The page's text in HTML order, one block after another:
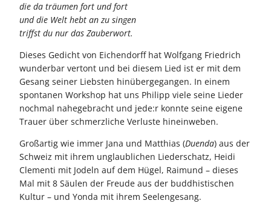
die da träumen fort und fort
und die Welt hebt an zu singen
triffst du nur das Zauberwort.
Dieses Gedicht von Eichendorff hat Wolfgang Friedrich
wunderbar vertont und bei diesem Lied ist er mit dem
Gesang seiner Liebsten hinübergegangen. In einem
spontanen Workshop hat uns Philipp viele seine Lieder
nochmal nahegebracht und jede:r konnte seine eigene
Trauer über schmerzliche Verluste hineinweben.
Großartig wie immer Jana und Matthias (Duenda) aus der
Schweiz mit ihrem unglaublichen Liederschatz, Heidi
Clementi mit Jodeln auf dem Hügel, Raimund – dieses
Mal mit 8 Säulen der Freude aus der buddhistischen
Kultur – und Yonda mit ihrem Seelengesang.